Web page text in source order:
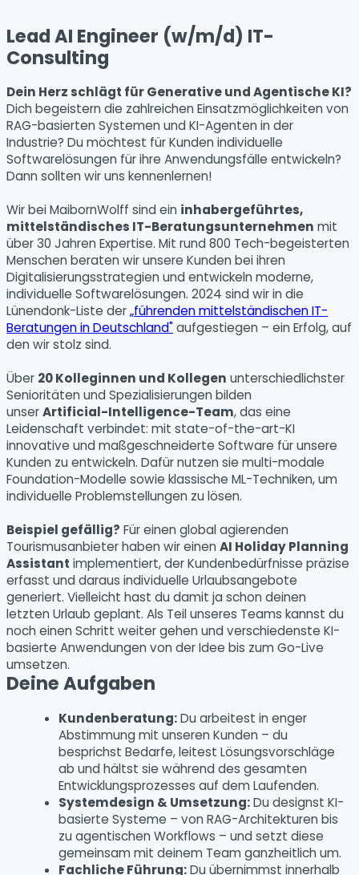
Lead AI Engineer (w/m/d) IT-
Consulting
Dein Herz schlägt für Generative und Agentische KI?
Dich begeistern die zahlreichen Einsatzmöglichkeiten von
RAG-basierten Systemen und KI-Agenten in der
Industrie? Du möchtest für Kunden individuelle
Softwarelösungen für ihre Anwendungsfälle entwickeln?
Dann sollten wir uns kennenlernen!
Wir bei MaibornWolff sind ein inhabergeführtes,
mittelständisches IT-Beratungsunternehmen mit
über 30 Jahren Expertise. Mit rund 800 Tech-begeisterten
Menschen beraten wir unsere Kunden bei ihren
Digitalisierungsstrategien und entwickeln moderne,
individuelle Softwarelösungen. 2024 sind wir in die
Lünendonk-Liste der„führenden mittelständischen IT-
Beratungen in Deutschland"aufgestiegen – ein Erfolg, auf
den wir stolz sind.
Über 20 Kolleginnen und Kollegen unterschiedlichster
Senioritäten und Spezialisierungen bilden
unserArtificial-Intelligence-Team, das eine
Leidenschaft verbindet: mit state-of-the-art-KI
innovative und maßgeschneiderte Software für unsere
Kunden zu entwickeln. Dafür nutzen sie multi-modale
Foundation-Modelle sowie klassische ML-Techniken, um
individuelle Problemstellungen zu lösen.
Beispiel gefällig? Für einen global agierenden
Tourismusanbieter haben wir einen AI Holiday Planning
Assistant implementiert, der Kundenbedürfnisse präzise
erfasst und daraus individuelle Urlaubsangebote
generiert. Vielleicht hast du damit ja schon deinen
letzten Urlaub geplant. Als Teil unseres Teams kannst du
noch einen Schritt weiter gehen und verschiedenste KI-
basierte Anwendungen von der Idee bis zum Go-Live
umsetzen.
Deine Aufgaben
Kundenberatung:Du arbeitest in enger
Abstimmung mit unseren Kunden – du
besprichst Bedarfe, leitest Lösungsvorschläge
ab und hältst sie während des gesamten
Entwicklungsprozesses auf dem Laufenden.
Systemdesign & Umsetzung:Du designst KI-
basierte Systeme – von RAG-Architekturen bis
zu agentischen Workflows – und setzt diese
gemeinsam mit deinem Team ganzheitlich um.
Fachliche Führung:Du übernimmst innerhalb